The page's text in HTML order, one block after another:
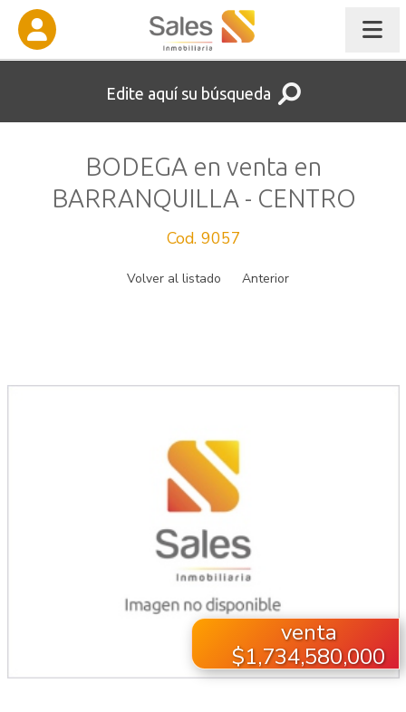
Edite aquí su búsqueda
BODEGA en venta en
BARRANQUILLA - CENTRO
Cod. 9057
Volver al listado Anterior
venta
$1,734,580,000